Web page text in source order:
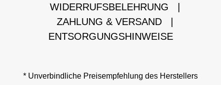
WIDERRUFSBELEHRUNG
ZAHLUNG & VERSAND
ENTSORGUNGSHINWEISE
* Unverbindliche Preisempfehlung des Herstellers